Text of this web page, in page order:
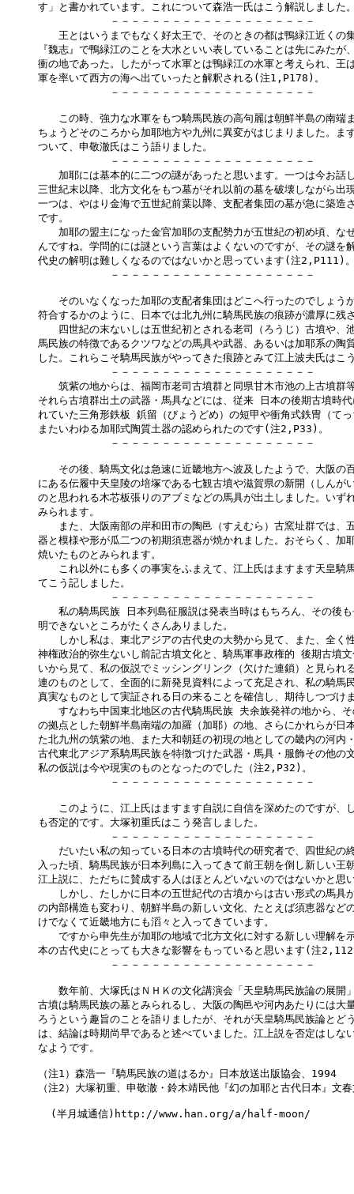
す」と書かれています。これについて森浩一氏はこう解説しました
－－－－－－－－－－－－－－－－－－－－
王とはいうまでもなく好太王で、そのときの都は鴨緑江近くの
『魏志』で鴨緑江のことを大水といい表していることは先にみたが
衝の地であった。したがって水軍とは鴨緑江の水軍と考えられ、王
軍を率いて西方の海へ出ていったと解釈される(注1,P178)。
－－－－－－－－－－－－－－－－－－－－
この時、強力な水軍をもつ騎馬民族の高句麗は朝鮮半島の南端
ちょうどそのころから加耶地方や九州に異変がはじまりました。ま
ついて、申敬澈氏はこう語りました。
－－－－－－－－－－－－－－－－－－－－
加耶には基本的に二つの謎があったと思います。一つは今お話
三世紀末以降、北方文化をもつ墓がそれ以前の墓を破壊しながら出
一つは、やはり金海で五世紀前葉以降、支配者集団の墓が急に築造
です。
加耶の盟主になった金官加耶の支配勢力が五世紀の初め頃、な
んですね。学問的には謎という言葉はよくないのですが、その謎を
代史の解明は難しくなるのではないかと思っています(注2,P111)
－－－－－－－－－－－－－－－－－－－－
そのいなくなった加耶の支配者集団はどこへ行ったのでしょう
符合するかのように、日本では北九州に騎馬民族の痕跡が濃厚に残
四世紀の末ないしは五世紀初とされる老司（ろうじ）古墳や、
馬民族の特徴であるクツワなどの馬具や武器、あるいは加耶系の陶
した。これらこそ騎馬民族がやってきた痕跡とみて江上波夫氏はこ
－－－－－－－－－－－－－－－－－－－－
筑紫の地からは、福岡市老司古墳群と同県甘木市池の上古墳群
それら古墳群出土の武器・馬具などには、従来 日本の後期古墳時
れていた三角形鉄板 鋲留（びょうどめ）の短甲や衝角式鉄冑（て
またいわゆる加耶式陶質土器の認められたのです(注2,P33)。
－－－－－－－－－－－－－－－－－－－－
その後、騎馬文化は急速に近畿地方へ波及したようで、大阪の
にある伝履中天皇陵の培塚である七観古墳や滋賀県の新開（しんが
のと思われる木芯板張りのアブミなどの馬具が出土しました。いず
みられます。
また、大阪南部の岸和田市の陶邑（すえむら）古窯址群では、
器と模様や形が瓜二つの初期須恵器が焼かれました。おそらく、加
焼いたものとみられます。
これ以外にも多くの事実をふまえて、江上氏はますます天皇騎
てこう記しました。
－－－－－－－－－－－－－－－－－－－－
私の騎馬民族 日本列島征服説は発表当時はもちろん、その後も
明できないところがたくさんありました。
しかし私は、東北アジアの古代史の大勢から見て、また、全く
神権政治的弥生ないし前記古墳文化と、騎馬軍事政権的 後期古墳
いから見て、私の仮説でミッシングリンク（欠けた連鎖）と見られ
連のものとして、全面的に新発見資料によって充足され、私の騎馬
真実なものとして実証される日の来ることを確信し、期待しつづけ
すなわち中国東北地区の古代騎馬民族 夫余族発祥の地から、そ
の拠点とした朝鮮半島南端の加羅（加耶）の地、さらにかれらが日
た北九州の筑紫の地、また大和朝廷の初現の地としての畿内の河内
古代東北アジア系騎馬民族を特徴づけた武器・馬具・服飾その他の
私の仮説は今や現実のものとなったのでした（注2,P32)。
－－－－－－－－－－－－－－－－－－－－
このように、江上氏はますます自説に自信を深めたのですが、
も否定的です。大塚初重氏はこう発言しました。
－－－－－－－－－－－－－－－－－－－－
だいたい私の知っている日本の古墳時代の研究者で、四世紀の
入った頃、騎馬民族が日本列島に入ってきて前王朝を倒し新しい王
江上説に、ただちに賛成する人はほとんどいないのではないかと思
しかし、たしかに日本の五世紀代の古墳からは古い形式の馬具
の内部構造も変わり、朝鮮半島の新しい文化、たとえば須恵器など
けでなくて近畿地方にも滔々と入ってきています。
ですから申先生が加耶の地域で北方文化に対する新しい理解を
本の古代史にとっても大きな影響をもっていると思います(注
－－－－－－－－－－－－－－－－－－－－
数年前、大塚氏はＮＨＫの文化講演会「天皇騎馬民族論の展開
古墳は騎馬民族の墓とみられるし、大阪の陶邑や河内あたりには大
ろうという趣旨のことを語りましたが、それが天皇騎馬民族論とど
は、結論は時期尚早であると述べていました。江上説を否定はしな
なようです。
（注1）森浩一『騎馬民族の道はるか』日本放送出版協会、1994
（注2）大塚初重、申敬澈・鈴木靖民他『幻の加耶と古代日本』文
  (半月城通信)http://www.han.org/a/half-moon/